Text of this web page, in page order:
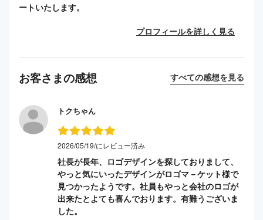
ートいたします。
プロフィールを詳しく見る
お客さまの感想 すべての感想を見る
トクちゃん
2026/05/19/にレビュー済み
社長が長年、ロゴデザインを探しておりまして、
やっと気にいったデザインがロゴマ－ケット様で
見つかったようです。社員もやっと会社のロゴが
出来たとよても喜んでおります。有難うございま
した。